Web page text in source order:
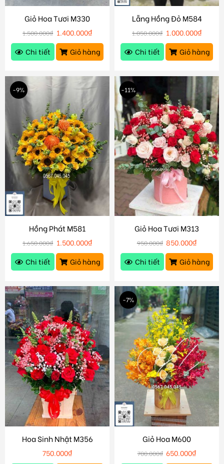
Giỏ Hoa Tươi M330
1.500.000₫ 1.400.000₫
Chi tiết
Giỏ hàng
Lẵng Hồng Đỏ M584
1.050.000₫ 1.000.000₫
Chi tiết
Giỏ hàng
-9%
Hồng Phát M581
1.650.000₫ 1.500.000₫
Chi tiết
Giỏ hàng
-11%
Giỏ Hoa Tươi M313
950.000₫ 850.000₫
Chi tiết
Giỏ hàng
Hoa Sinh Nhật M356
750.000₫
-7%
Giỏ Hoa M600
700.000₫ 650.000₫